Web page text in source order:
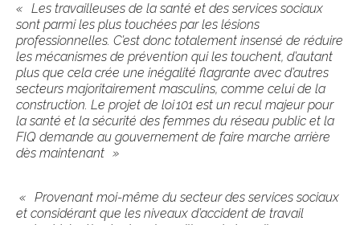
« Les travailleuses de la santé et des services sociaux
sont parmi les plus touchées par les lésions
professionnelles. C’est donc totalement insensé de réduire
les mécanismes de prévention qui les touchent, d’autant
plus que cela crée une inégalité flagrante avec d’autres
secteurs majoritairement masculins, comme celui de la
construction. Le projet de loi101 est un recul majeur pour
la santé et la sécurité des femmes du réseau public et la
FIQ demande au gouvernement de faire marche arrière
dès maintenant »
« Provenant moi-même du secteur des services sociaux
et considérant que les niveaux d’accident de travail